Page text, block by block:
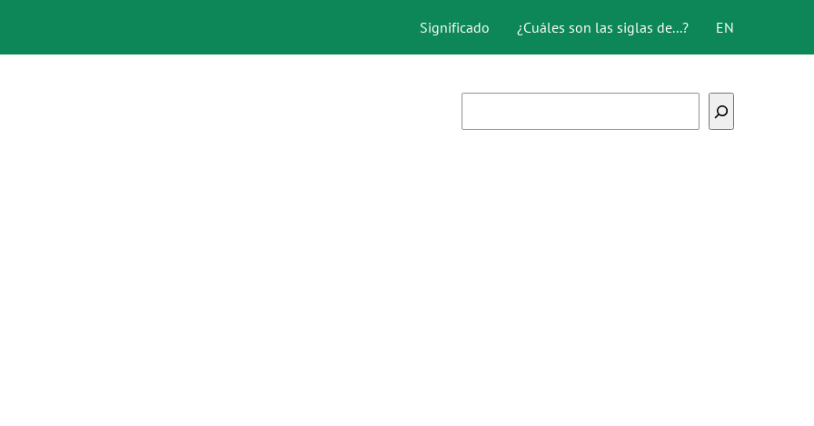
Significado ¿Cuáles son las siglas de...? EN